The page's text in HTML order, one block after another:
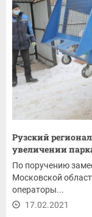
Рузский
увеличении
По поручению
Московской
операторы...
17.02.2021